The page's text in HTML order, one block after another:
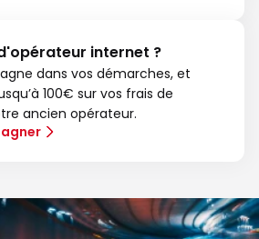
internet ?
dans vos démarches, et
100€ sur vos frais de
ancien opérateur.